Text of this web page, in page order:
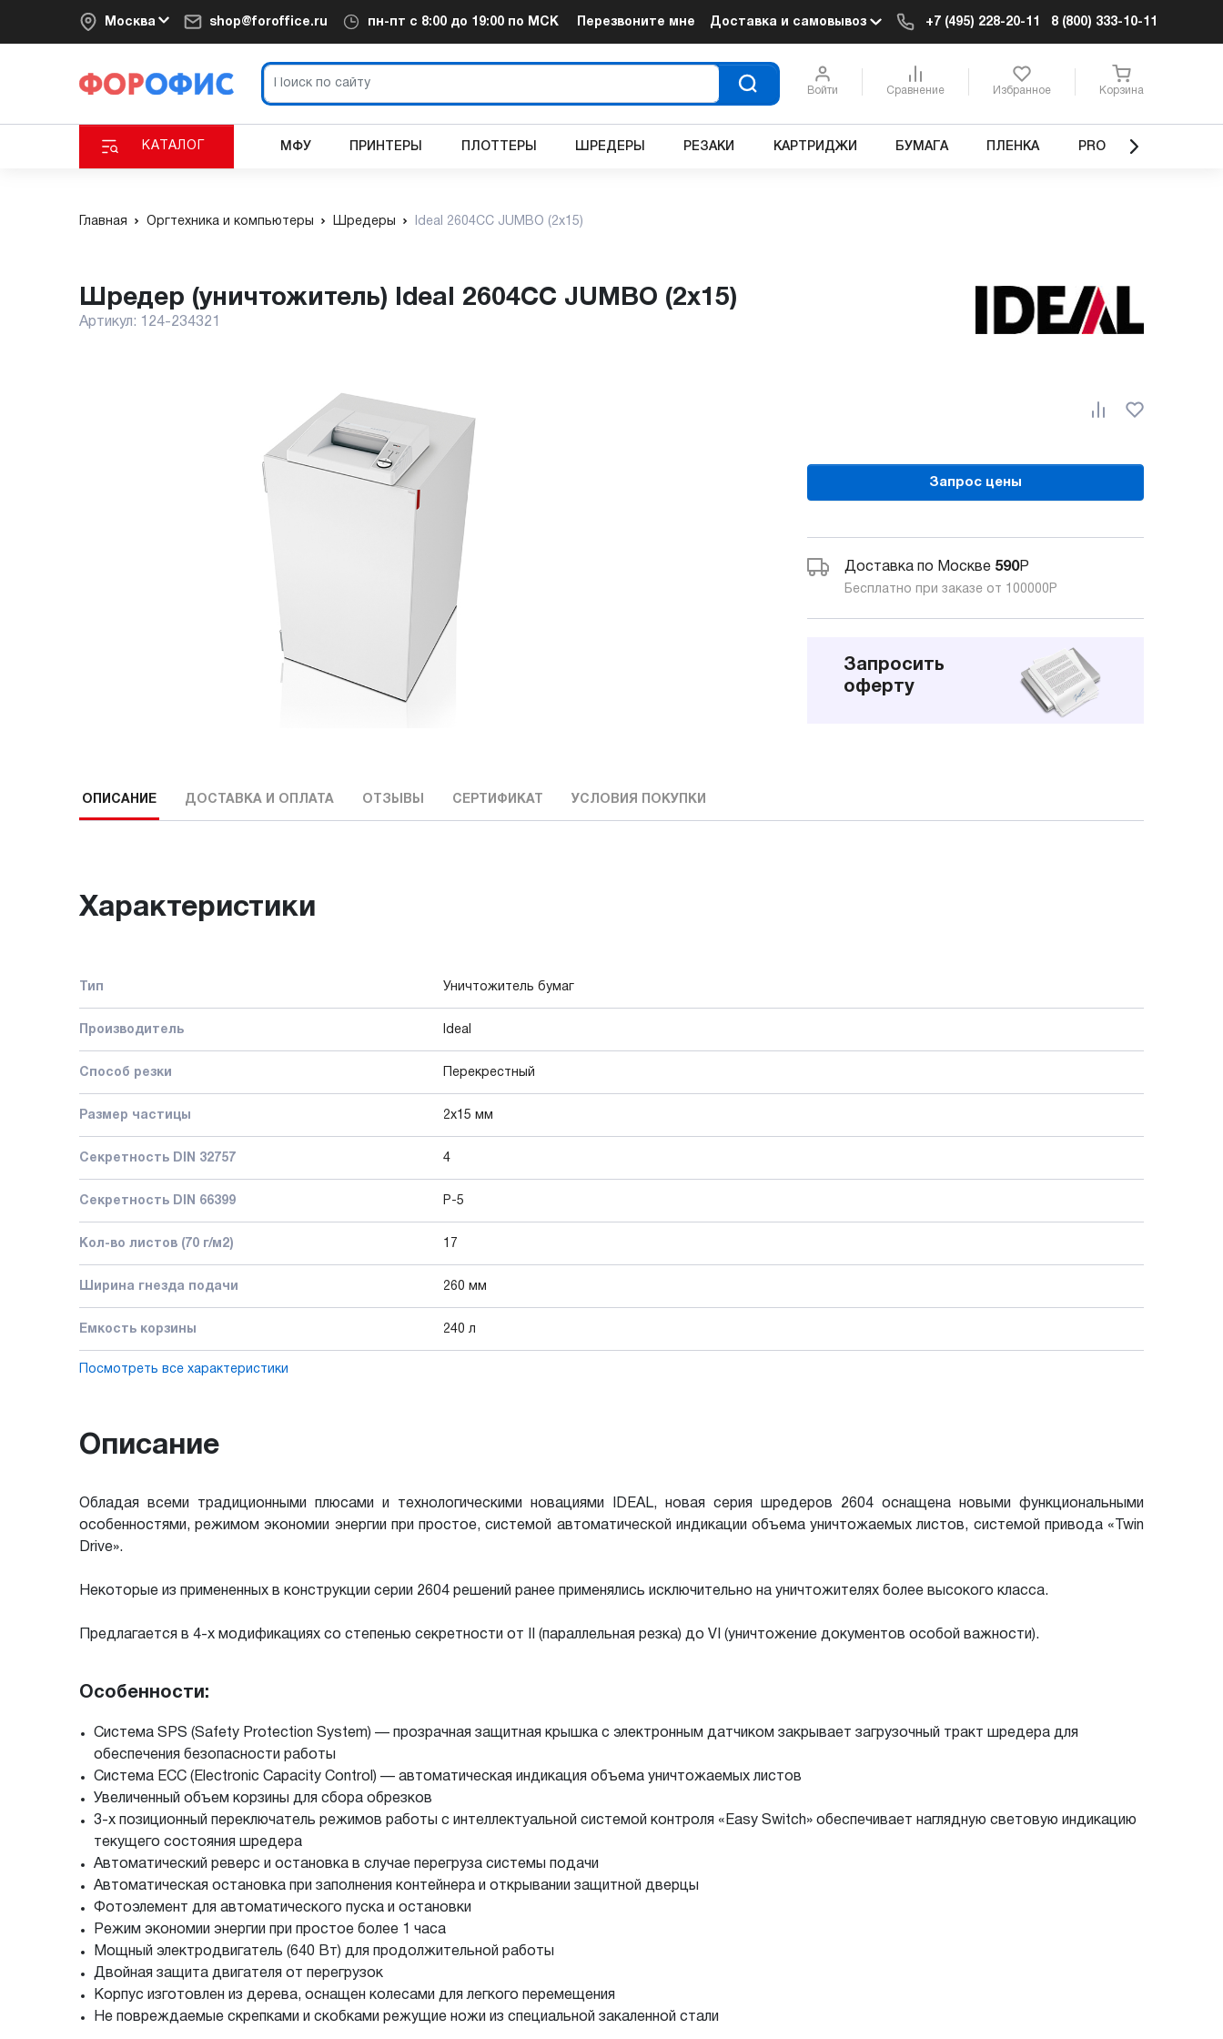
Москва shop@foroffice.ru пн-пт с 8:00 до 19:00 по МСК Перезвоните мне Доставка и самовывоз +7 (495) 228-20-11 8 (800) 333-10-11
Войти Сравнение Избранное Корзина
КАТАЛОГ МФУ ПРИНТЕРЫ ПЛОТТЕРЫ ШРЕДЕРЫ РЕЗАКИ КАРТРИДЖИ БУМАГА ПЛЕНКА PRO
Главная Оргтехника и компьютеры Шредеры Ideal 2604CC JUMBO (2x15)
Шредер (уничтожитель) Ideal 2604CC JUMBO (2x15)
Артикул: 124-234321
Запрос цены
Доставка по Москве 590Р
Бесплатно при заказе от 100000 Р
Запросить
оферту
ОПИСАНИЕ ДОСТАВКА И ОПЛАТА ОТЗЫВЫ СЕРТИФИКАТ УСЛОВИЯ ПОКУПКИ
Характеристики
Тип Уничтожитель бумаг
Производитель Ideal
Способ резки Перекрестный
Размер частицы 2x15 мм
Секретность DIN 32757 4
Секретность DIN 66399 P-5
Кол-во листов (70 г/м2) 17
Ширина гнезда подачи 260 мм
Емкость корзины 240 л
Посмотреть все характеристики
Описание
Обладая всеми традиционными плюсами и технологическими новациями IDEAL, новая серия шредеров 2604 оснащена новыми функциональными
особенностями, режимом экономии энергии при простое, системой автоматической индикации объема уничтожаемых листов, системой привода «Twin
Drive».
Некоторые из примененных в конструкции серии 2604 решений ранее применялись исключительно на уничтожителях более высокого класса.
Предлагается в 4-х модификациях со степенью секретности от II (параллельная резка) до VI (уничтожение документов особой важности).
Особенности:
Система SPS (Safety Protection System) — прозрачная защитная крышка с электронным датчиком закрывает загрузочный тракт шредера для
обеспечения безопасности работы
Система ECC (Electronic Capacity Control) — автоматическая индикация объема уничтожаемых листов
Увеличенный объем корзины для сбора обрезков
3-х позиционный переключатель режимов работы с интеллектуальной системой контроля «Easy Switch» обеспечивает наглядную световую индикацию
текущего состояния шредера
Автоматический реверс и остановка в случае перегруза системы подачи
Автоматическая остановка при заполнения контейнера и открывании защитной дверцы
Фотоэлемент для автоматического пуска и остановки
Режим экономии энергии при простое более 1 часа
Мощный электродвигатель (640 Вт) для продолжительной работы
Двойная защита двигателя от перегрузок
Корпус изготовлен из дерева, оснащен колесами для легкого перемещения
Не повреждаемые скрепками и скобками режущие ножи из специальной закаленной стали